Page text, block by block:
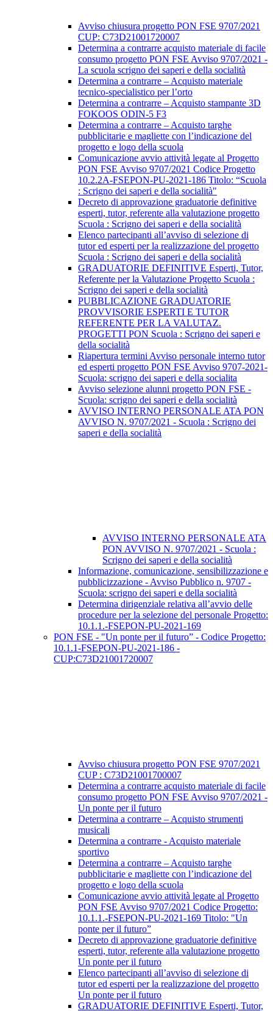
Avviso chiusura progetto PON FSE 9707/2021
CUP: C73D21001720007
Determina a contrarre acquisto materiale di facile
consumo progetto PON FSE Avviso 9707/2021 -
La scuola scrigno dei saperi e della socialità
Determina a contrarre – Acquisto materiale
tecnico-specialistico per l’orto
Determina a contrarre – Acquisto stampante 3D
FOKOOS ODIN-5 F3
Determina a contrarre – Acquisto targhe
pubblicitarie e magliette con l’indicazione del
progetto e logo della scuola
Comunicazione avvio attività legate al Progetto
PON FSE Avviso 9707/2021 Codice Progetto
10.2.2A-FSEPON-PU-2021-186 Titolo: “Scuola
: Scrigno dei saperi e della socialità"
Decreto di approvazione graduatorie definitive
esperti, tutor, referente alla valutazione progetto
Scuola : Scrigno dei saperi e della socialità
Elenco partecipanti all’avviso di selezione di
tutor ed esperti per la realizzazione del progetto
Scuola : Scrigno dei saperi e della socialità
GRADUATORIE DEFINITIVE Esperti, Tutor,
Referente per la Valutazione Progetto Scuola :
Scrigno dei saperi e della socialità
PUBBLICAZIONE GRADUATORIE
PROVVISORIE ESPERTI E TUTOR
REFERENTE PER LA VALUTAZ.
PROGETTI PON Scuola : Scrigno dei saperi e
della socialità
Riapertura termini Avviso personale interno tutor
ed esperti progetto PON FSE Avviso 9707-2021-
Scuola: scrigno dei saperi e della socialita
Avviso selezione alunni progetto PON FSE -
Scuola: scrigno dei saperi e della socialità
AVVISO INTERNO PERSONALE ATA PON
AVVISO N. 9707/2021 - Scuola : Scrigno dei
saperi e della socialità
AVVISO INTERNO PERSONALE ATA
PON AVVISO N. 9707/2021 - Scuola :
Scrigno dei saperi e della socialità
Informazione, comunicazione, sensibilizzazione e
pubblicizzazione - Avviso Pubblico n. 9707 -
Scuola: scrigno dei saperi e della socialità
Determina dirigenziale relativa all’avvio delle
procedure per la selezione del personale Progetto:
10.1.1.-FSEPON-PU-2021-169
PON FSE - "Un ponte per il futuro” - Codice Progetto:
10.1.1-FSEPON-PU-2021-186 -
CUP:C73D21001720007
Avviso chiusura progetto PON FSE 9707/2021
CUP : C73D21001700007
Determina a contrarre acquisto materiale di facile
consumo progetto PON FSE Avviso 9707/2021 -
Un ponte per il futuro
Determina a contrarre – Acquisto strumenti
musicali
Determina a contrarre - Acquisto materiale
sportivo
Determina a contrarre – Acquisto targhe
pubblicitarie e magliette con l’indicazione del
progetto e logo della scuola
Comunicazione avvio attività legate al Progetto
PON FSE Avviso 9707/2021 Codice Progetto:
10.1.1.-FSEPON-PU-2021-169 Titolo: "Un
ponte per il futuro”
Decreto di approvazione graduatorie definitive
esperti, tutor, referente alla valutazione progetto
Un ponte per il futuro
Elenco partecipanti all’avviso di selezione di
tutor ed esperti per la realizzazione del progetto
Un ponte per il futuro
GRADUATORIE DEFINITIVE Esperti, Tutor,